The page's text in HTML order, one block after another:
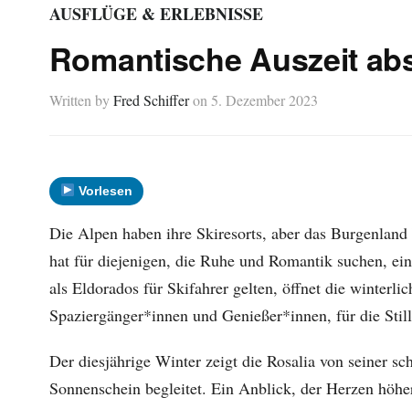
AUSFLÜGE & ERLEBNISSE
Romantische Auszeit
Written byFred Schiffer on 5. Dezember 2023
Vorlesen
Die Alpen haben ihre Skiresorts, aber das Burgenland
hat für diejenigen, die Ruhe und Romantik suchen,
als Eldorados für Skifahrer gelten, öffnet die
Spaziergänger*innen und Genießer*innen, für die
Der diesjährige Winter zeigt die Rosalia von seiner
Sonnenschein begleitet. Ein Anblick, der Herzen